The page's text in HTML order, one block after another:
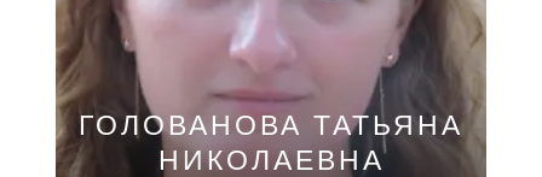
ГОЛОВАНОВА ТАТЬЯНА
НИКОЛАЕВНА